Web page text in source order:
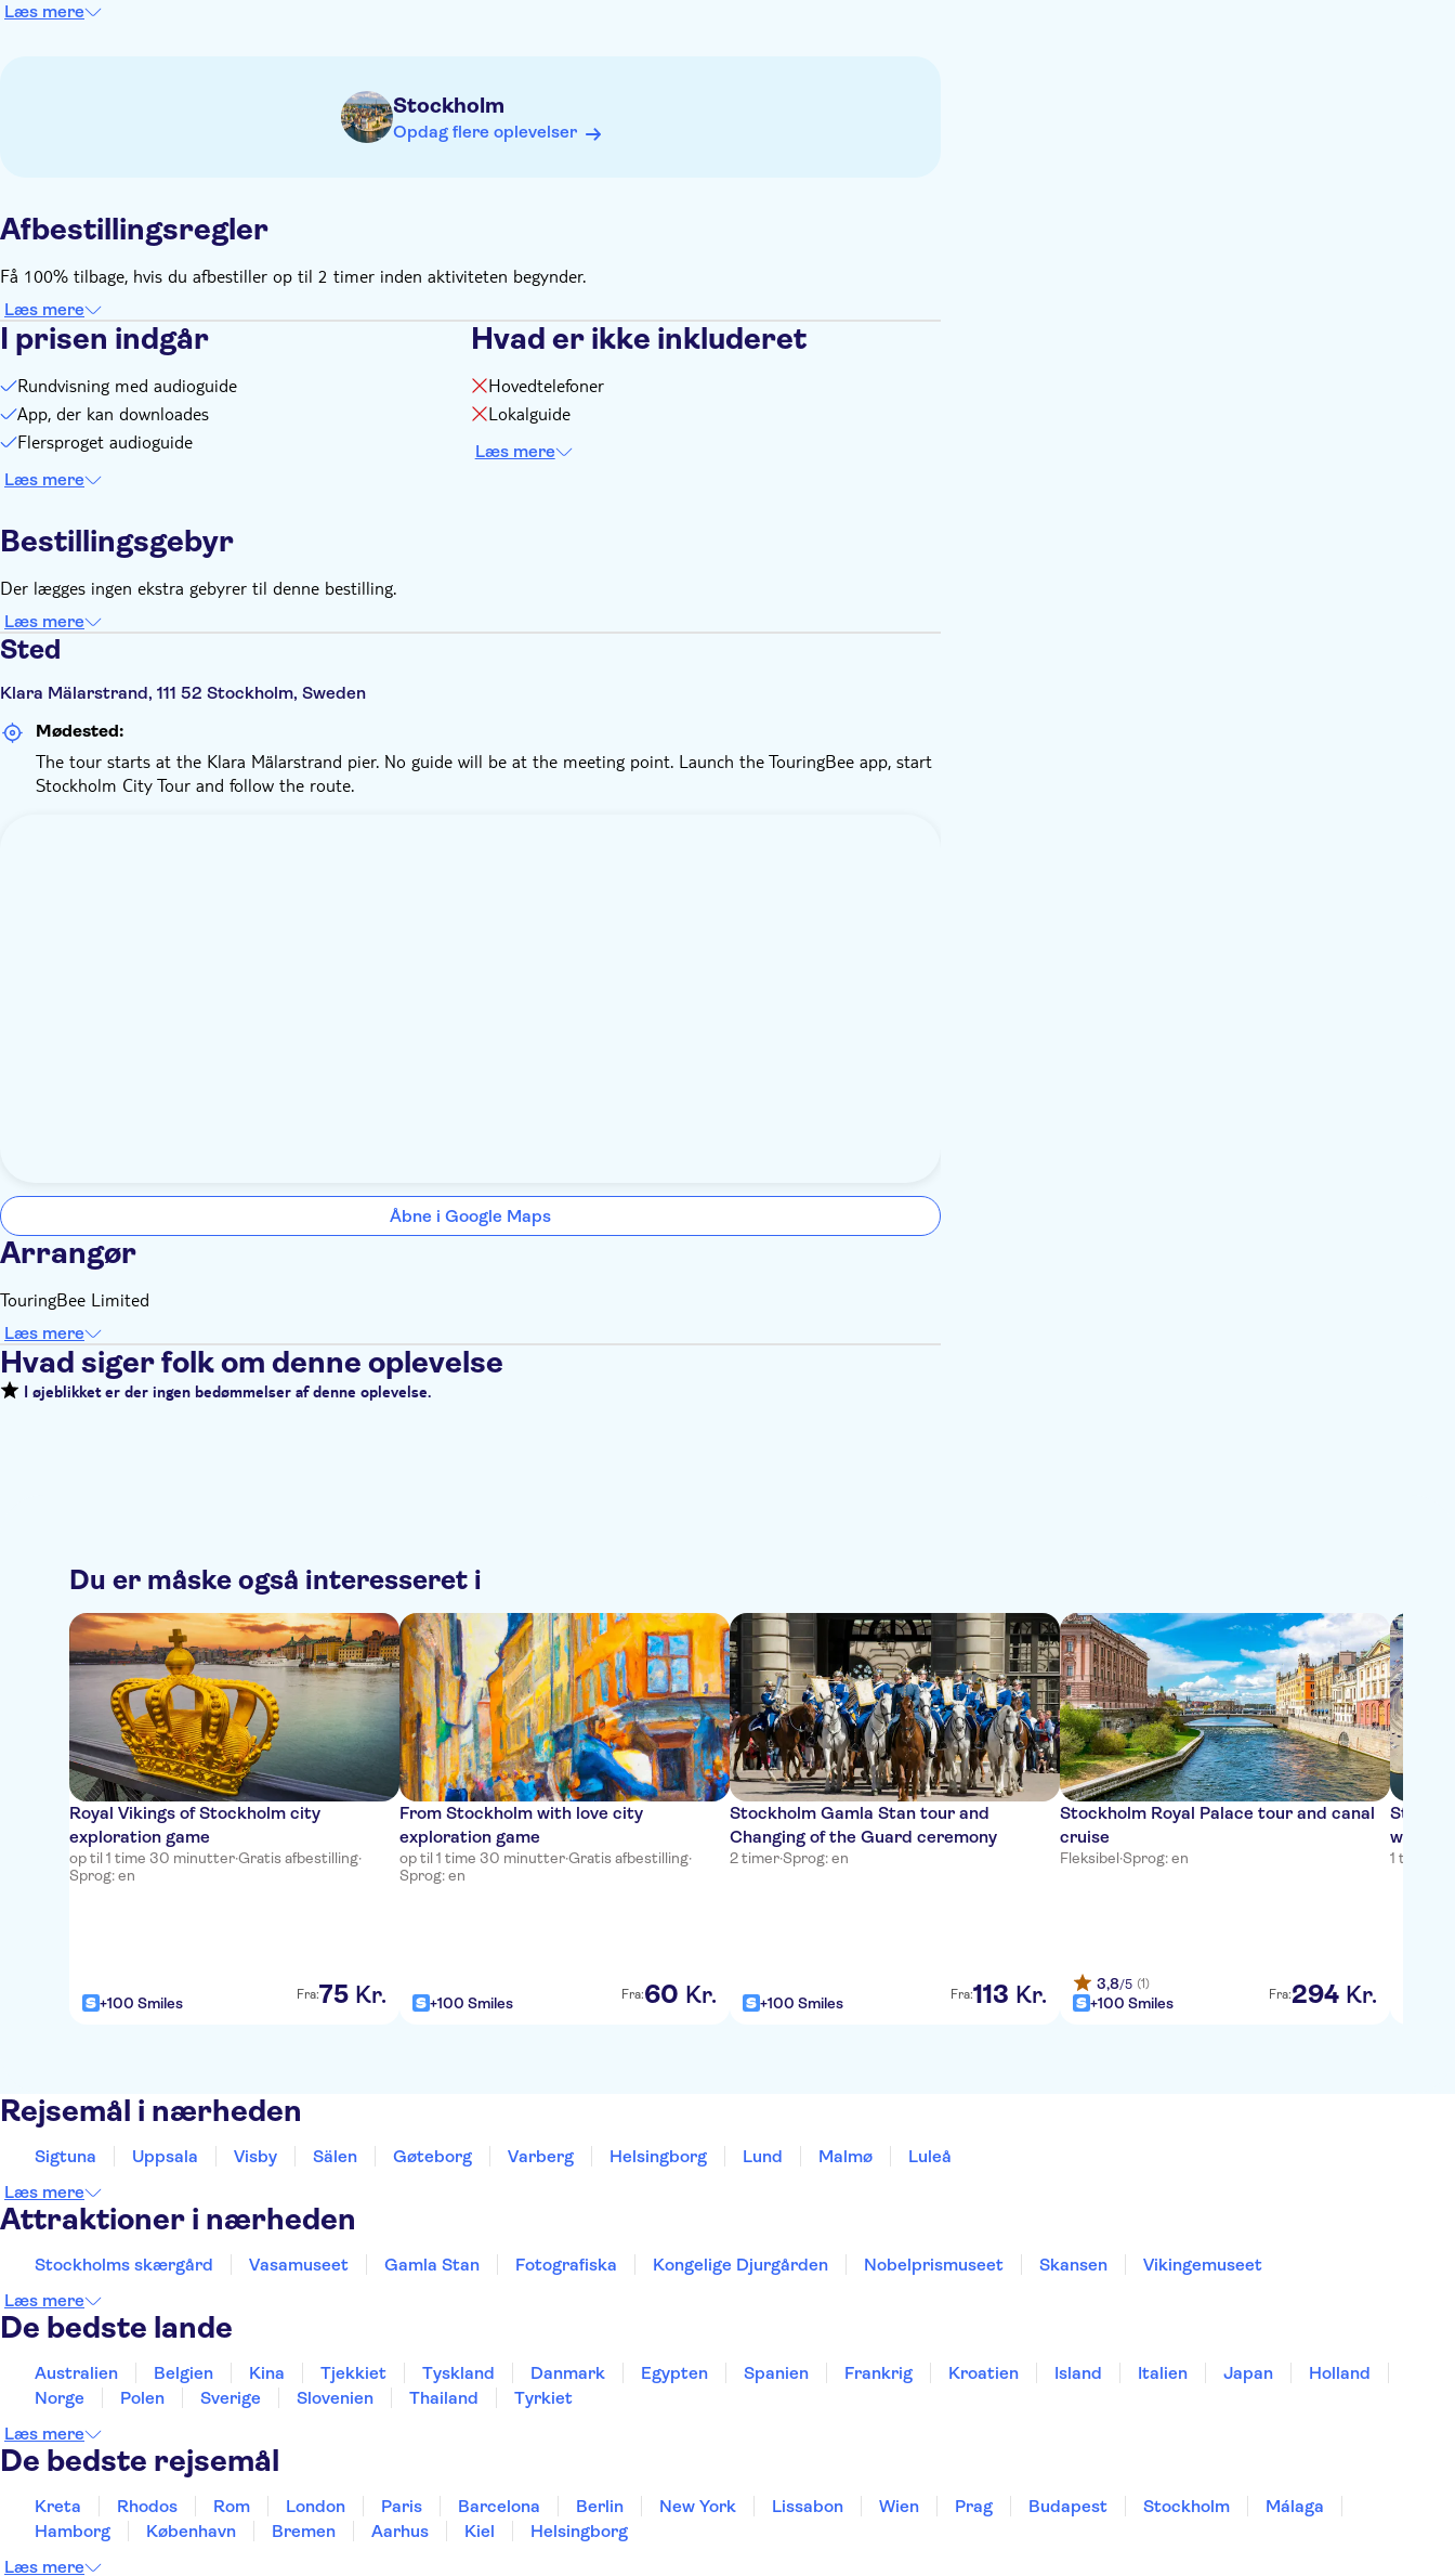
Audio guide is available anytime, date and time during checkout are approximate
Læs mere
Stockholm
Opdag flere oplevelser
Afbestillingsregler
Få 100% tilbage, hvis du afbestiller op til 2 timer inden aktiviteten begynder.
Læs mere
I prisen indgår
Rundvisning med audioguide
App, der kan downloades
Flersproget audioguide
Læs mere
Hvad er ikke inkluderet
Hovedtelefoner
Lokalguide
Læs mere
Bestillingsgebyr
Der lægges ingen ekstra gebyrer til denne bestilling.
Læs mere
Sted
Klara Mälarstrand, 111 52 Stockholm, Sweden
Mødested:
The tour starts at the Klara Mälarstrand pier. No guide will be at the meeting point. Launch the TouringBee app, start
Stockholm City Tour and follow the route.
Åbne i Google Maps
Arrangør
TouringBee Limited
Læs mere
Hvad siger folk om denne oplevelse
I øjeblikket er der ingen bedømmelser af denne oplevelse.
Du er måske også interesseret i
Royal Vikings of Stockholm city
exploration game
op til 1 time 30 minutter·Gratis afbestilling·
Sprog: en
+100 Smiles Fra:75 Kr.
From Stockholm with love city
exploration game
op til 1 time 30 minutter·Gratis afbestilling·
Sprog: en
+100 Smiles Fra:60 Kr.
Stockholm Gamla Stan tour and
Changing of the Guard ceremony
2 timer·Sprog: en
+100 Smiles Fra:113 Kr.
Stockholm Royal Palace tour and canal
cruise
Fleksibel·Sprog: en
3,8/5 (1)
+100 Smiles Fra:294 Kr.
with
1 time
Rejsemål i nærheden
Sigtuna Uppsala Visby Sälen Gøteborg Varberg Helsingborg Lund Malmø
Luleå
Læs mere
Attraktioner i nærheden
Stockholms skærgård Vasamuseet Gamla Stan Fotografiska Kongelige Djurgården Nobelprismuseet Skansen
Vikingemuseet
Læs mere
De bedste lande
Australien Belgien Kina Tjekkiet Tyskland Danmark Egypten Spanien Frankrig Kroatien Island Italien Japan
Holland
Norge
Polen Sverige Slovenien Thailand
Tyrkiet
Læs mere
De bedste rejsemål
Kreta Rhodos Rom London Paris Barcelona Berlin New York Lissabon Wien Prag Budapest Stockholm
Málaga
Hamborg
København Bremen Aarhus Kiel
Helsingborg
Læs mere